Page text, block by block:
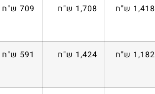
1,418 ש"ח 1,708 ש"ח 709 ש"ח
1,182 ש"ח 1,424 ש"ח 591 ש"ח